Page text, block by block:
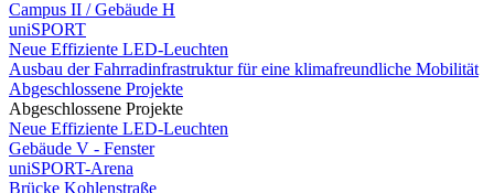
Campus II / Gebäude H
uniSPORT
Neue Effiziente LED-Leuchten
Ausbau der Fahrradinfrastruktur für eine klimafreundliche Mobilität
Abgeschlossene Projekte
Abgeschlossene Projekte
Neue Effiziente LED-Leuchten
Gebäude V - Fenster
uniSPORT-Arena
Brücke Kohlenstraße